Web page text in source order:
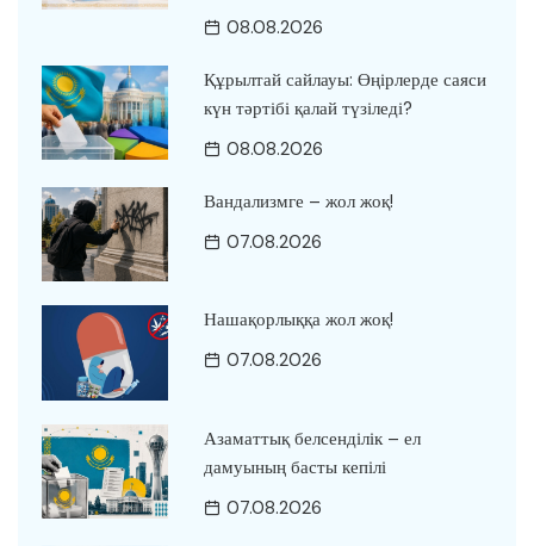
08.08.2026
Құрылтай сайлауы: Өңірлерде саяси
күн тәртібі қалай түзіледі?
08.08.2026
Вандализмге – жол жоқ!
07.08.2026
Нашақорлыққа жол жоқ!
07.08.2026
Азаматтық белсенділік – ел
дамуының басты кепілі
07.08.2026